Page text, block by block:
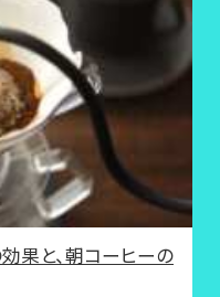
果と、朝コーヒーの